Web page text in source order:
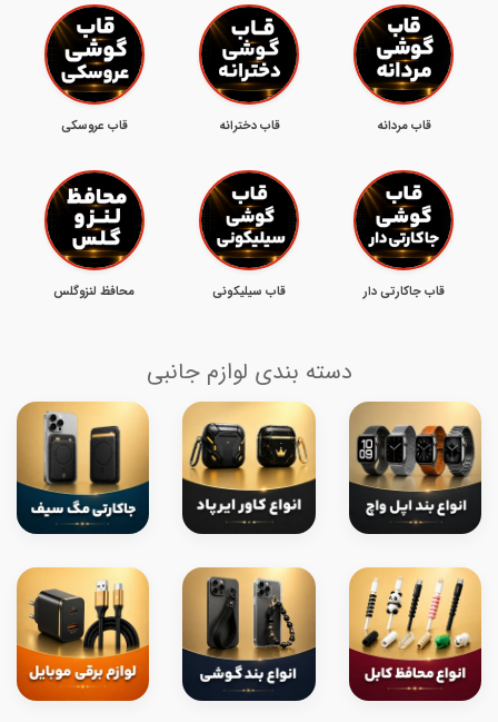
قاب مردانه قاب دخترانه قاب عروسکی
قاب جاکارتی دار قاب سیلیکونی محافظ لنزوگلس
دسته بندی لوازم جانبی